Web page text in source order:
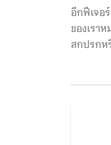
อีกฟีเจอ
ของเรา
สกปรกห